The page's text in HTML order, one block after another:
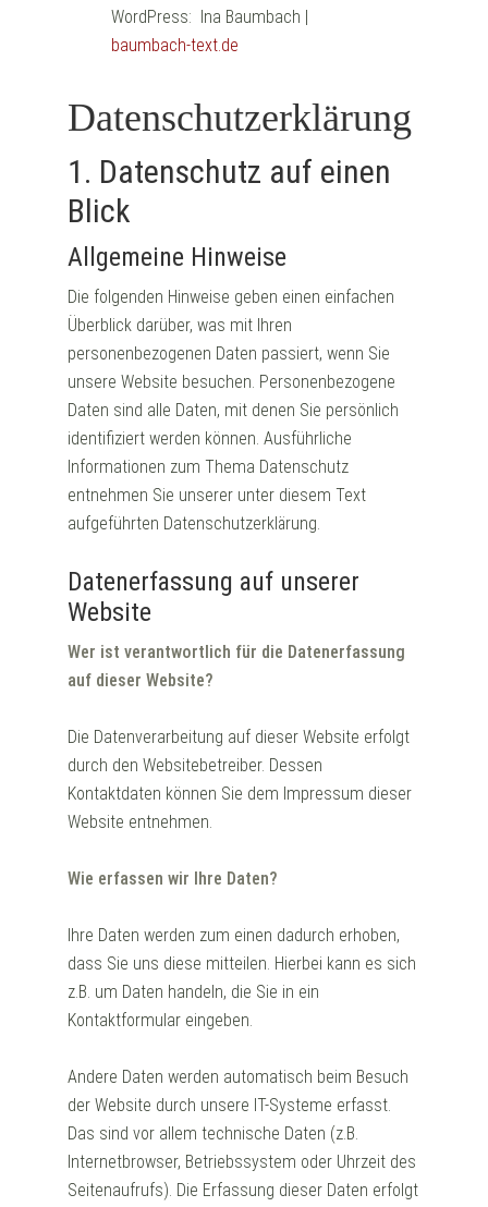
WordPress: Ina Baumbach |
baumbach-text.de
Datenschutzerklärung
1. Datenschutz auf einen
Blick
Allgemeine Hinweise
Die folgenden Hinweise geben einen einfachen
Überblick darüber, was mit Ihren
personenbezogenen Daten passiert, wenn Sie
unsere Website besuchen. Personenbezogene
Daten sind alle Daten, mit denen Sie persönlich
identifiziert werden können. Ausführliche
Informationen zum Thema Datenschutz
entnehmen Sie unserer unter diesem Text
aufgeführten Datenschutzerklärung.
Datenerfassung auf unserer
Website
Wer ist verantwortlich für die Datenerfassung
auf dieser Website?
Die Datenverarbeitung auf dieser Website erfolgt
durch den Websitebetreiber. Dessen
Kontaktdaten können Sie dem Impressum dieser
Website entnehmen.
Wie erfassen wir Ihre Daten?
Ihre Daten werden zum einen dadurch erhoben,
dass Sie uns diese mitteilen. Hierbei kann es sich
z.B. um Daten handeln, die Sie in ein
Kontaktformular eingeben.
Andere Daten werden automatisch beim Besuch
der Website durch unsere IT-Systeme erfasst.
Das sind vor allem technische Daten (z.B.
Internetbrowser, Betriebssystem oder Uhrzeit des
Seitenaufrufs). Die Erfassung dieser Daten erfolgt